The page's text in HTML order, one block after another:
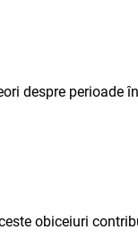
despre perioade
obiceiuri